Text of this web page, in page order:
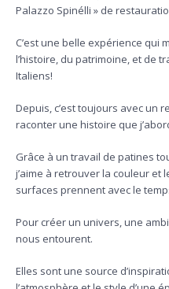
Palazzo Spinélli » de
C’est une belle expérience qui
l’histoire, du patrimoine, et de
Italiens!
Depuis, c’est toujours avec un
raconter une histoire que
Grâce à un travail de patines
j’aime à retrouver la couleur
surfaces prennent avec le
Pour créer un univers, une
nous entourent.
Elles sont une source